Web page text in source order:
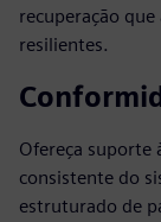
recuperação
resilientes.
Ofereça suporte
consistente do
estruturado de